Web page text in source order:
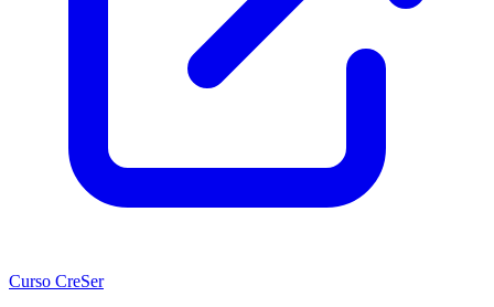
Curso CreSer